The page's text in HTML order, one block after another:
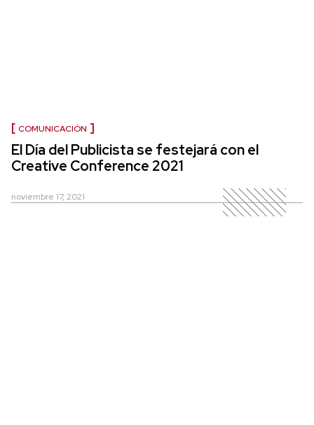
COMUNICACIÓN
El Día del Publicista se festejará con el
Creative Conference 2021
noviembre 17, 2021